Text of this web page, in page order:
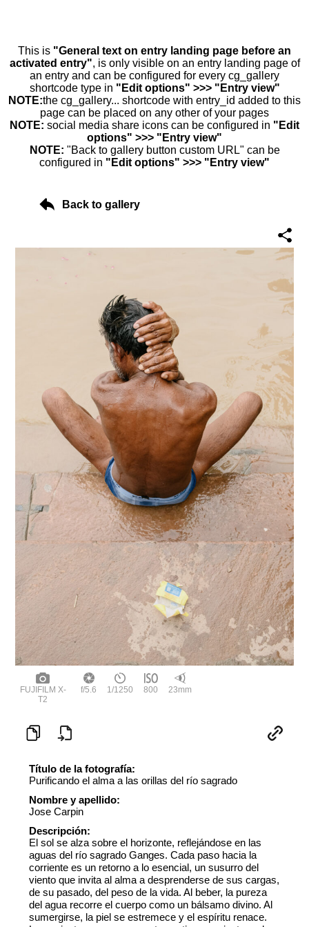
This is "General text on entry landing page before an
activated entry", is only visible on an entry landing page of
an entry and can be configured for every cg_gallery
shortcode type in "Edit options" >>> "Entry view"
NOTE:the cg_gallery... shortcode with entry_id added to this
page can be placed on any other of your pages
NOTE: social media share icons can be configured in "Edit
options" >>> "Entry view"
NOTE: "Back to gallery button custom URL" can be
configured in "Edit options" >>> "Entry view"
Back to gallery
FUJIFILM X-
T2
f/5.6 1/1250 800 23mm
Título de la fotografía:
Purificando el alma a las orillas del río sagrado
Nombre y apellido:
Jose Carpin
Descripción:
El sol se alza sobre el horizonte, reflejándose en las
aguas del río sagrado Ganges. Cada paso hacia la
corriente es un retorno a lo esencial, un susurro del
viento que invita al alma a desprenderse de sus cargas,
de su pasado, del peso de la vida. Al beber, la pureza
del agua recorre el cuerpo como un bálsamo divino. Al
sumergirse, la piel se estremece y el espíritu renace.